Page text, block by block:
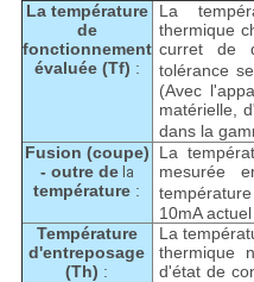
La température
de
fonctionnement
évaluée (Tf) :
La
thermique
curret de
tolérance
(Avec
matérielle,
dans la
Fusion (coupe)
- outre dela
température :
La
mesurée
10mA
Température
d'entreposage
(Th) :
La
thermique
d'état de